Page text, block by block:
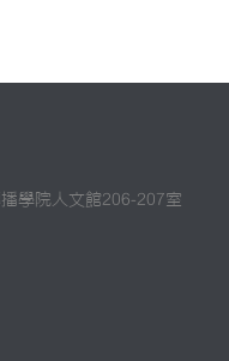
學院人文館206-207室